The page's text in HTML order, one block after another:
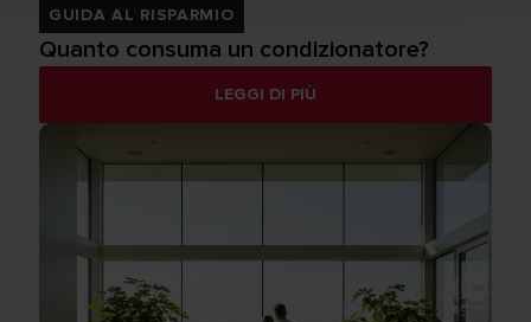
GUIDA AL RISPARMIO
Quanto consuma un condizionatore?
LEGGI DI PIÙ